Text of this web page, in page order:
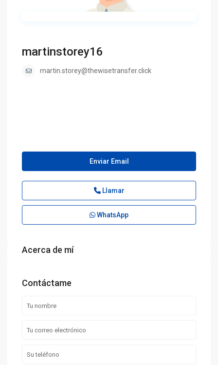
martinstorey16
martin.storey@thewisetransfer.click
Enviar Email
Llamar
WhatsApp
Acerca de mí
Contáctame